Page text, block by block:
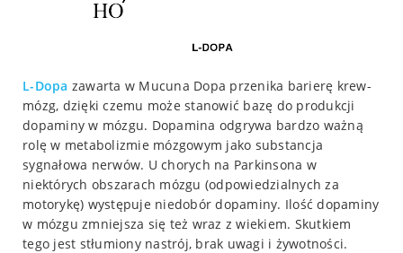
L-Dopa zawarta w Mucuna Dopa przenika barierę krew-
mózg, dzięki czemu może stanowić bazę do produkcji
dopaminy w mózgu. Dopamina odgrywa bardzo ważną
rolę w metabolizmie mózgowym jako substancja
sygnałowa nerwów. U chorych na Parkinsona w
niektórych obszarach mózgu (odpowiedzialnych za
motorykę) występuje niedobór dopaminy. Ilość dopaminy
w mózgu zmniejsza się też wraz z wiekiem. Skutkiem
tego jest stłumiony nastrój, brak uwagi i żywotności.